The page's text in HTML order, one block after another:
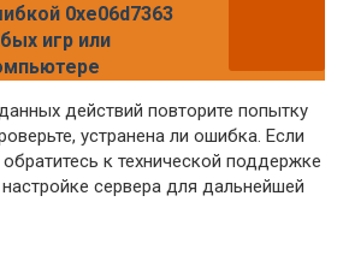
0xe06d7363
игр или
действий повторите попытку
устранена ли ошибка. Если
к технической поддержке
сервера для дальнейшей